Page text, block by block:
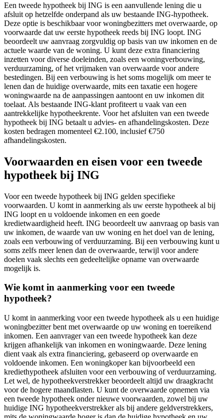
Een tweede hypotheek bij ING is een aanvullende lening die u
afsluit op hetzelfde onderpand als uw bestaande ING-hypotheek.
Deze optie is beschikbaar voor woningbezitters met overwaarde, op
voorwaarde dat uw eerste hypotheek reeds bij ING loopt. ING
beoordeelt uw aanvraag zorgvuldig op basis van uw inkomen en de
actuele waarde van de woning. U kunt deze extra financiering
inzetten voor diverse doeleinden, zoals een woningverbouwing,
verduurzaming, of het vrijmaken van overwaarde voor andere
bestedingen. Bij een verbouwing is het soms mogelijk om meer te
lenen dan de huidige overwaarde, mits een taxatie een hogere
woningwaarde na de aanpassingen aantoont en uw inkomen dit
toelaat. Als bestaande ING-klant profiteert u vaak van een
aantrekkelijke hypotheekrente. Voor het afsluiten van een tweede
hypotheek bij ING betaalt u advies- en afhandelingskosten. Deze
kosten bedragen momenteel €2.100, inclusief €750
afhandelingskosten.
Voorwaarden en eisen voor een tweede
hypotheek bij ING
Voor een tweede hypotheek bij ING gelden specifieke
voorwaarden. U komt in aanmerking als uw eerste hypotheek al bij
ING loopt en u voldoende inkomen en een goede
kredietwaardigheid heeft. ING beoordeelt uw aanvraag op basis van
uw inkomen, de waarde van uw woning en het doel van de lening,
zoals een verbouwing of verduurzaming. Bij een verbouwing kunt u
soms zelfs meer lenen dan de overwaarde, terwijl voor andere
doelen vaak slechts een gedeeltelijke opname van overwaarde
mogelijk is.
Wie komt in aanmerking voor een tweede
hypotheek?
U komt in aanmerking voor een tweede hypotheek als u een huidige
woningbezitter bent met overwaarde op uw woning en toereikend
inkomen. Een aanvrager van een tweede hypotheek kan deze
krijgen afhankelijk van inkomen en woningwaarde. Deze lening
dient vaak als extra financiering, gebaseerd op overwaarde en
voldoende inkomen. Een woningkoper kan bijvoorbeeld een
krediethypotheek afsluiten voor een verbouwing of verduurzaming.
Let wel, de hypotheekverstrekker beoordeelt altijd uw draagkracht
voor de hogere maandlasten. U kunt de overwaarde opnemen via
een tweede hypotheek onder nieuwe voorwaarden, zowel bij uw
huidige ING hypotheekverstrekker als bij andere geldverstrekkers,